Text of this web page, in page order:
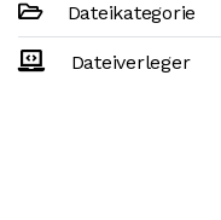
Dateikategorie
Dateiverleger